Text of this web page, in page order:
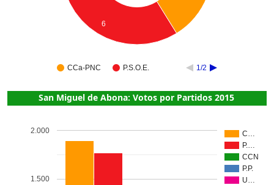
CCa-PNC P.S.O.E. 1/2
6
San Miguel de Abona: Votos por Partidos 2015
C…
P.…
CCN
P.P.
U…
1.500
2.000